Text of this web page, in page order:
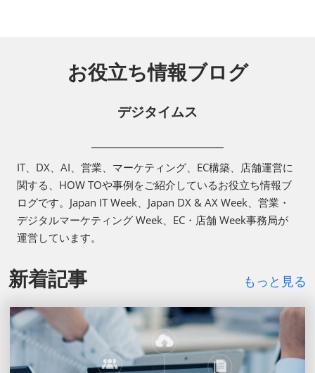
お役立ち情報ブログ
デジタイムス
IT、DX、AI、営業、マーケティング、EC構築、店舗運営に
関する、HOW TOや事例をご紹介しているお役立ち情報ブ
ログです。Japan IT Week、Japan DX & AX Week、営業・
デジタルマーケティング Week、EC・店舗 Week事務局が
運営しています。
新着記事 もっと見る